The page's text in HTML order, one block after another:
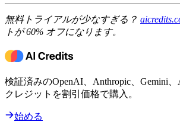
無料トライアルが少なすぎる？
トが 60% オフになります。
検証済みのOpenAI、Anthropic、Gemini
クレジットを割引価格で購入。
始める